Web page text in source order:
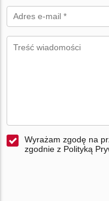
Wyrażam zgodę na
zgodnie z Polityką